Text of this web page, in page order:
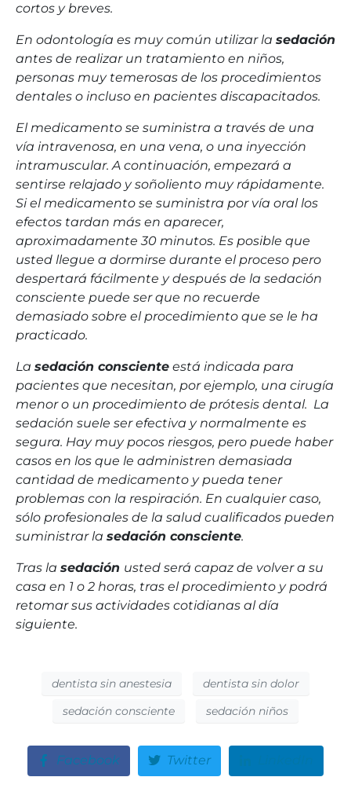
cortos y breves.
En odontología es muy común utilizar la sedación
antes de realizar un tratamiento en niños,
personas muy temerosas de los procedimientos
dentales o incluso en pacientes discapacitados.
El medicamento se suministra a través de una
vía intravenosa, en una vena, o una inyección
intramuscular. A continuación, empezará a
sentirse relajado y soñoliento muy rápidamente.
Si el medicamento se suministra por vía oral los
efectos tardan más en aparecer,
aproximadamente 30 minutos. Es posible que
usted llegue a dormirse durante el proceso pero
despertará fácilmente y después de la sedación
consciente puede ser que no recuerde
demasiado sobre el procedimiento que se le ha
practicado.
La sedación consciente está indicada para
pacientes que necesitan, por ejemplo, una cirugía
menor o un procedimiento de prótesis dental. La
sedación suele ser efectiva y normalmente es
segura. Hay muy pocos riesgos, pero puede haber
casos en los que le administren demasiada
cantidad de medicamento y pueda tener
problemas con la respiración. En cualquier caso,
sólo profesionales de la salud cualificados pueden
suministrar la sedación consciente.
Tras la sedación usted será capaz de volver a su
casa en 1 o 2 horas, tras el procedimiento y podrá
retomar sus actividades cotidianas al día
siguiente.
dentista sin anestesia
dentista sin dolor
sedación consciente
sedación niños
Facebook Twitter